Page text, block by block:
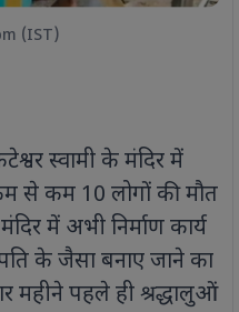
(IST)
स्वामी के मंदिर में
से कम 10 लोगों की मौत
में अभी निर्माण कार्य
के जैसा बनाए जाने का
महीने पहले ही श्रद्धालुओं